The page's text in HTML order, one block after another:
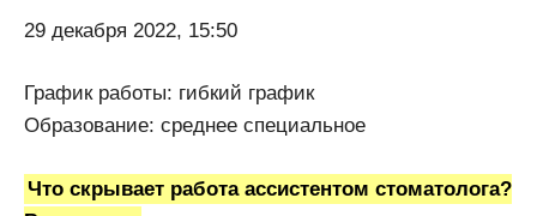
29 декабря 2022, 15:50
График работы: гибкий график
Образование: среднее специальное
Что скрывает работа ассистентом стоматолога?